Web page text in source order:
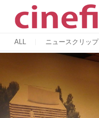
ALL ニュースクリップ